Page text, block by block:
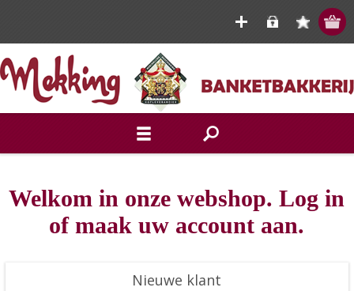
Welkom in onze webshop. Log in
of maak uw account aan.
Nieuwe klant